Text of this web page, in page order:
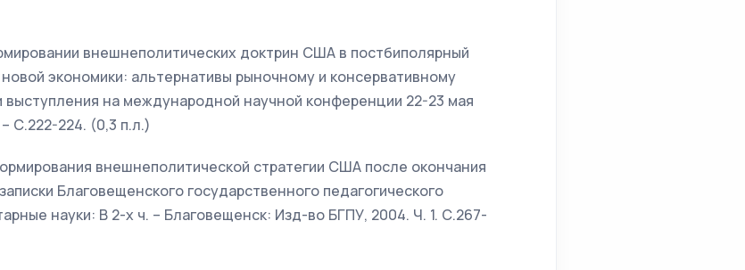
внешнеполитических доктрин США в постбиполярный
экономики: альтернативы рыночному и консервативному
на международной научной конференции 22-23 мая
С.222-224. (0,3 п.л.)
внешнеполитической стратегии США после окончания
Благовещенского государственного педагогического
науки: В 2-х ч. – Благовещенск: Изд-во БГПУ, 2004. Ч. 1. С.267-